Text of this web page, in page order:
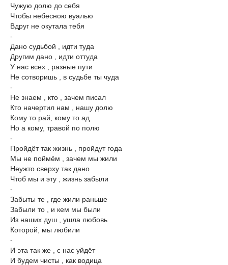
Чужую долю до себя
Чтобы небесною вуалью
Вдруг не окутала тебя
-
Дано судьбой , идти туда
Другим дано , идти оттуда
У нас всех , разные пути
Не сотворишь , в судьбе ты чуда
-
Не знаем , кто , зачем писал
Кто начертил нам , нашу долю
Кому то рай, кому то ад
Но а кому, травой по полю
-
Пройдёт так жизнь , пройдут года
Мы не поймём , зачем мы жили
Неужто сверху так дано
Чтоб мы и эту , жизнь забыли
-
Забыты те , где жили раньше
Забыли то , и кем мы были
Из наших душ , ушла любовь
Которой, мы любили
-
И эта так же , с нас уйдёт
И будем чисты , как водица